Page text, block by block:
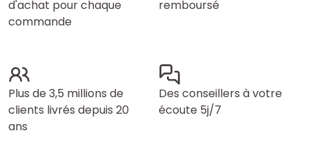
d'achat pour chaque
commande
remboursé
Plus de 3,5 millions de
clients livrés depuis 20
ans
Des conseillers à votre
écoute 5j/7